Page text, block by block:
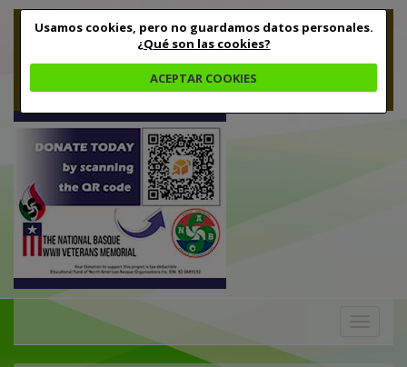
Usamos cookies, pero no guardamos datos personales.
¿Qué son las cookies?
ACEPTAR COOKIES